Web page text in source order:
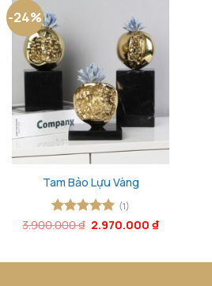
-24%
Tam Bảo Lựu Vàng
Được xếp
(1)
3.900.000₫ Giá
2.970.000 ₫Giá